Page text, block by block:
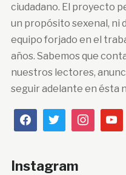
ciudadano. El proyecto
un propósito sexenal, ni
equipo forjado en el
años. Sabemos que
nuestros lectores,
seguir adelante en ésta
Instagram